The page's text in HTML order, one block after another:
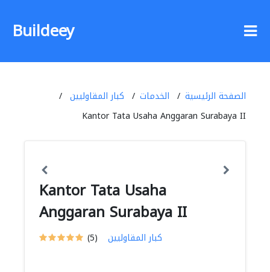
Buildeey
الصفحة الرئيسية الخدمات
كبار المقاوليين
Kantor Tata Usaha Anggaran Surabaya II
Kantor Tata Usaha
Anggaran Surabaya II
(5) كبار المقاوليين